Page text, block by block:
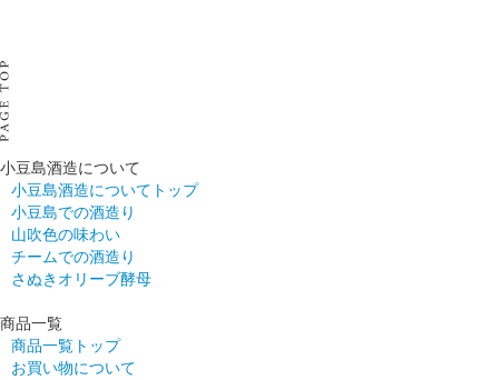
小豆島酒造について
小豆島酒造についてトップ
小豆島での酒造り
山吹色の味わい
チームでの酒造り
さぬきオリーブ酵母
商品一覧
商品一覧トップ
お買い物について